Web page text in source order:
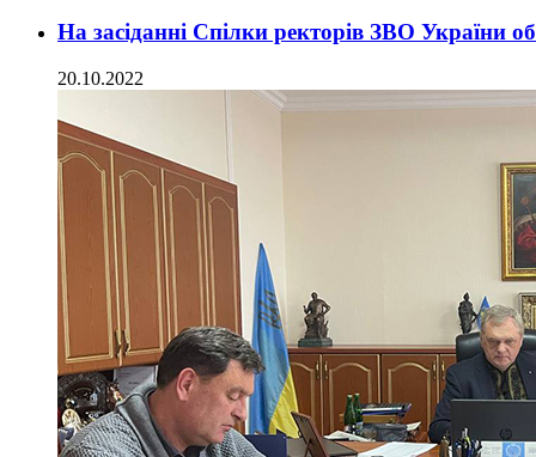
На засіданні Спілки ректорів ЗВО України
20.10.2022